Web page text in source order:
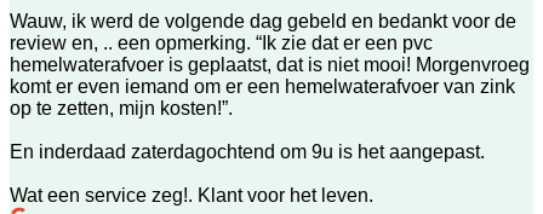
Wauw, ik werd de volgende dag gebeld en bedankt voor de
review en, .. een opmerking. “Ik zie dat er een pvc
hemelwaterafvoer is geplaatst, dat is niet mooi! Morgenvroeg
komt er even iemand om er een hemelwaterafvoer van zink
op te zetten, mijn kosten!”.
En inderdaad zaterdagochtend om 9u is het aangepast.
Wat een service zeg!. Klant voor het leven.